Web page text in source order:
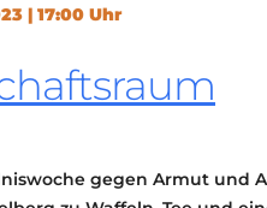
TRANSPARENZ
| 17:00 Uhr
gegen Armut und